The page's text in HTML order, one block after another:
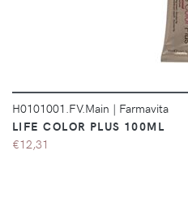
H0101001.FV.Main | Farmavita
LIFE COLOR PLUS 100ML
€12,31